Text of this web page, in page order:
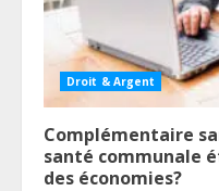
Droit & Argent
Complémentaire
santé communale
des économies?